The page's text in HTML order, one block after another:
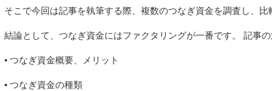
そこで今回は記事を執筆する際、複数のつなぎ資金を調査し、比
結論として、つなぎ資金にはファクタリングが一番です。 記事
• つなぎ資金概要、メリット
• つなぎ資金の種類